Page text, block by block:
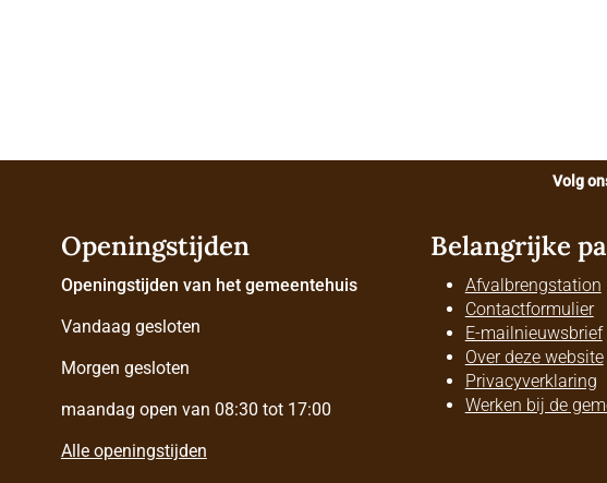
Volg
Openingstijden
Openingstijden van het gemeentehuis
Vandaag gesloten
Morgen gesloten
maandag open van 08:30 tot 17:00
Alle openingstijden
Belangrijke
Afvalbrengstation
Contactformulier
E-mailnieuwsbrief
Over deze website
Privacyverklaring
Werken bij de